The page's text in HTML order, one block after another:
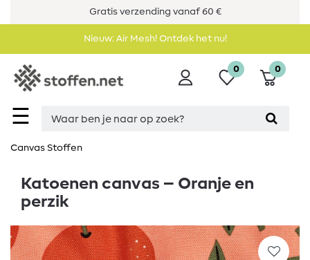
Gratis verzending vanaf 60 €
Nieuw: Air Mesh! Ontdek het nu!
☰
0 0
Canvas Stoffen
Katoenen canvas – Oranje en
perzik